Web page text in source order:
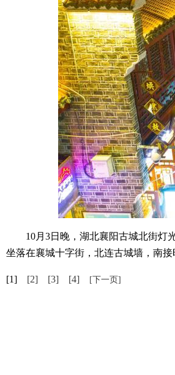
10月3日晚，湖北襄阳古城北街灯光
坐落在襄城十字街，北连古城墙，南
[1] [2] [3] [4] [下一页]